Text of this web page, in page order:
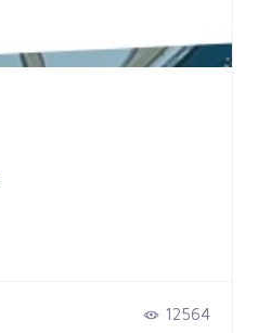
12564